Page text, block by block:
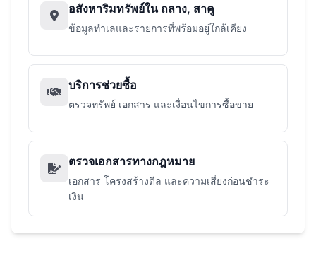
อสังหาริมทรัพย์ใน ถลาง, สาคู
ข้อมูลทำเลและรายการที่พร้อมอยู่ใกล้เคียง
บริการช่วยซื้อ
ตรวจทรัพย์ เอกสาร และเงื่อนไขการซื้อขาย
ตรวจเอกสารทางกฎหมาย
เอกสาร โครงสร้างดีล และความเสี่ยงก่อนชำระ
เงิน